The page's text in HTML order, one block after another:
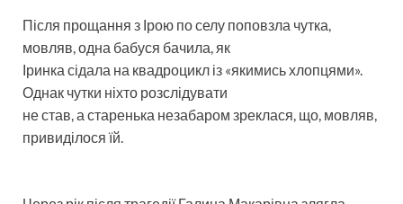
Після прощання з Ірою по селу поповзла чутка,
мовляв, одна бабуся бачила, як
Іринка сідала на квадроцикл із «якимись хлопцями».
Однак чутки ніхто розслідувати
не став, а старенька незабаром зреклася, що, мовляв,
привиділося їй.